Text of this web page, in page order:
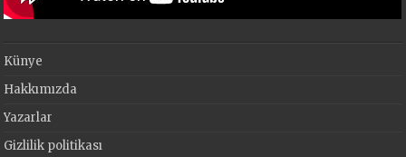
Künye
Hakkımızda
Yazarlar
Gizlilik politikası